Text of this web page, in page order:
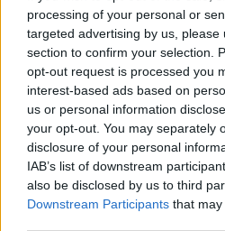
processing of your personal or
targeted advertising by us, please
section to confirm your selection.
opt-out request is processed you
interest-based ads based on
us or personal information
your opt-out. You may separately
disclosure of your personal
IAB’s list of downstream
also be disclosed by us to third
Downstream Participants that
egyetemi-főiskolai és a középiskolai
felsőoktatás, a közoktatás, a
legfontosabb változásai,iratkozz fel